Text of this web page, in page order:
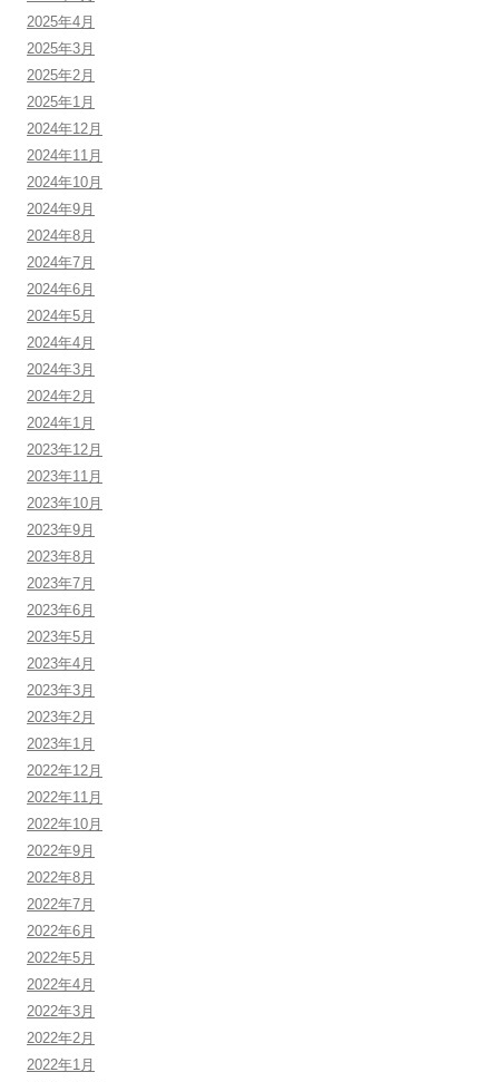
2025年4月
2025年3月
2025年2月
2025年1月
2024年12月
2024年11月
2024年10月
2024年9月
2024年8月
2024年7月
2024年6月
2024年5月
2024年4月
2024年3月
2024年2月
2024年1月
2023年12月
2023年11月
2023年10月
2023年9月
2023年8月
2023年7月
2023年6月
2023年5月
2023年4月
2023年3月
2023年2月
2023年1月
2022年12月
2022年11月
2022年10月
2022年9月
2022年8月
2022年7月
2022年6月
2022年5月
2022年4月
2022年3月
2022年2月
2022年1月